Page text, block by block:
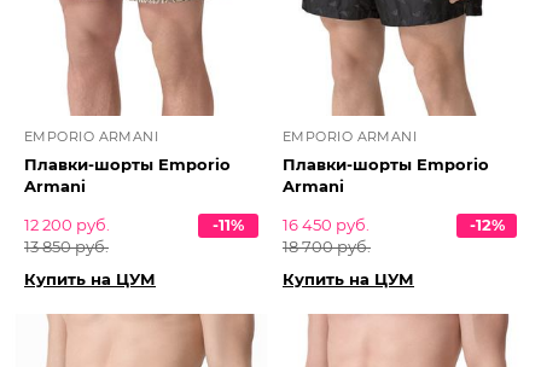
EMPORIO ARMANI
Плавки-шорты Emporio
Armani
12 200 руб.
13 850 руб.
-11%
Купить на ЦУМ
EMPORIO ARMANI
Плавки-шорты Emporio
Armani
16 450 руб.
18 700 руб.
-12%
Купить на ЦУМ